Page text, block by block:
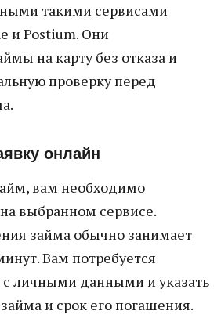
такими сервисами
и Postium. Они
на карту без отказа и
проверку перед
онлайн
вам необходимо
выбранном сервисе.
займа обычно занимает
Вам потребуется
с личными данными и указать
и срок его погашения.